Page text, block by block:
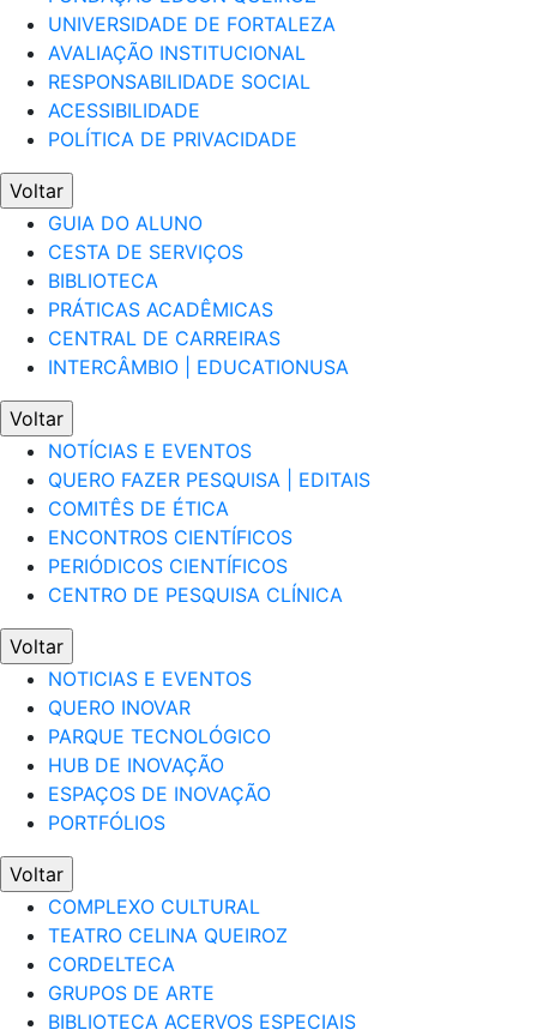
UNIVERSIDADE DE FORTALEZA
AVALIAÇÃO INSTITUCIONAL
RESPONSABILIDADE SOCIAL
ACESSIBILIDADE
POLÍTICA DE PRIVACIDADE
Voltar
GUIA DO ALUNO
CESTA DE SERVIÇOS
BIBLIOTECA
PRÁTICAS ACADÊMICAS
CENTRAL DE CARREIRAS
INTERCÂMBIO | EDUCATIONUSA
Voltar
NOTÍCIAS E EVENTOS
QUERO FAZER PESQUISA | EDITAIS
COMITÊS DE ÉTICA
ENCONTROS CIENTÍFICOS
PERIÓDICOS CIENTÍFICOS
CENTRO DE PESQUISA CLÍNICA
Voltar
NOTICIAS E EVENTOS
QUERO INOVAR
PARQUE TECNOLÓGICO
HUB DE INOVAÇÃO
ESPAÇOS DE INOVAÇÃO
PORTFÓLIOS
Voltar
COMPLEXO CULTURAL
TEATRO CELINA QUEIROZ
CORDELTECA
GRUPOS DE ARTE
BIBLIOTECA ACERVOS ESPECIAIS